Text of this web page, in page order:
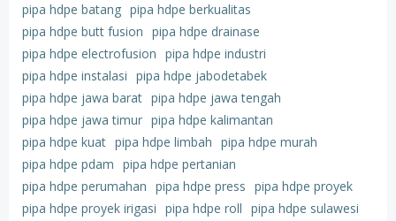
pipa hdpe batang pipa hdpe berkualitas
pipa hdpe butt fusion pipa hdpe drainase
pipa hdpe electrofusion pipa hdpe industri
pipa hdpe instalasi pipa hdpe jabodetabek
pipa hdpe jawa barat pipa hdpe jawa tengah
pipa hdpe jawa timur pipa hdpe kalimantan
pipa hdpe kuat pipa hdpe limbah pipa hdpe murah
pipa hdpe pdam pipa hdpe pertanian
pipa hdpe perumahan pipa hdpe press pipa hdpe proyek
pipa hdpe proyek irigasi pipa hdpe roll pipa hdpe sulawesi